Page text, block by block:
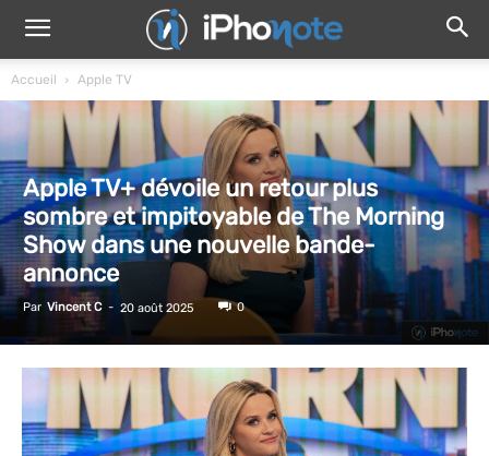
Accueil Apple TV
Apple TV+ dévoile un retour plus
sombre et impitoyable de The Morning
Show dans une nouvelle bande-
annonce
Par Vincent C - 20 août 2025 0